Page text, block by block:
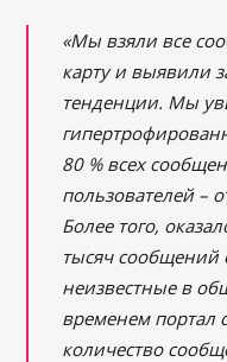
«Мы взяли все
карту и выявили
тенденции. Мы
80 % всех
пользователей –
Более того,
тысяч сообщений
неизвестные в
временем портал
количество